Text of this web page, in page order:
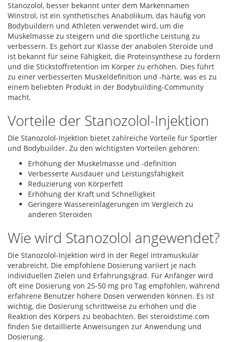
Stanozolol, besser bekannt unter dem Markennamen
Winstrol, ist ein synthetisches Anabolikum, das häufig von
Bodybuildern und Athleten verwendet wird, um die
Muskelmasse zu steigern und die sportliche Leistung zu
verbessern. Es gehört zur Klasse der anabolen Steroide und
ist bekannt für seine Fähigkeit, die Proteinsynthese zu fördern
und die Stickstoffretention im Körper zu erhöhen. Dies führt
zu einer verbesserten Muskeldefinition und -härte, was es zu
einem beliebten Produkt in der Bodybuilding-Community
macht.
Vorteile der Stanozolol-Injektion
Die Stanozolol-Injektion bietet zahlreiche Vorteile für Sportler
und Bodybuilder. Zu den wichtigsten Vorteilen gehören:
Erhöhung der Muskelmasse und -definition
Verbesserte Ausdauer und Leistungsfähigkeit
Reduzierung von Körperfett
Erhöhung der Kraft und Schnelligkeit
Geringere Wassereinlagerungen im Vergleich zu
anderen Steroiden
Wie wird Stanozolol angewendet?
Die Stanozolol-Injektion wird in der Regel intramuskulär
verabreicht. Die empfohlene Dosierung variiert je nach
individuellen Zielen und Erfahrungsgrad. Für Anfänger wird
oft eine Dosierung von 25-50 mg pro Tag empfohlen, während
erfahrene Benutzer höhere Dosen verwenden können. Es ist
wichtig, die Dosierung schrittweise zu erhöhen und die
Reaktion des Körpers zu beobachten. Bei steroidstime.com
finden Sie detaillierte Anweisungen zur Anwendung und
Dosierung.